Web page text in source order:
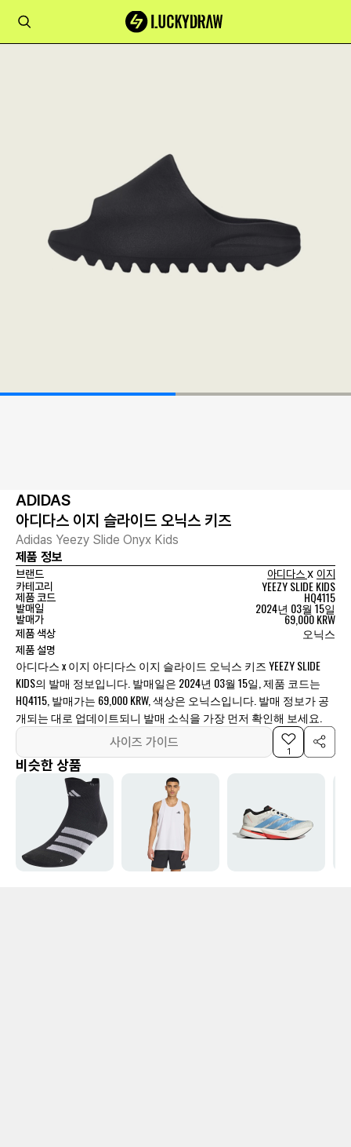
ADIDAS
아디다스 이지 슬라이드 오닉스 키즈
Adidas Yeezy Slide Onyx Kids
제품 정보
브랜드 아디다스x 이지
카테고리
YEEZY SLIDE KIDS
제품 코드 HQ4115
발매일 2024년 03월 15일
발매가 69,000 KRW
제품 색상 오닉스
제품 설명
아디다스 x 이지 아디다스 이지 슬라이드 오닉스 키즈 YEEZY SLIDE
KIDS의 발매 정보입니다. 발매일은 2024년 03월 15일, 제품 코드는
HQ4115, 발매가는 69,000 KRW, 색상은 오닉스입니다. 발매 정보가 공
개되는 대로 업데이트되니 발매 소식을 가장 먼저 확인해 보세요.
사이즈 가이드
1
비슷한 상품